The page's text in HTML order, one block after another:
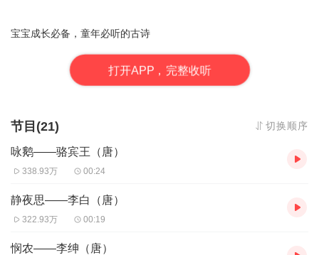
宝宝成长必备，童年必听的古诗
打开APP，完整收听
节目(21) 切换顺序
咏鹅——骆宾王（唐）
338.93万 00:24
静夜思——李白（唐）
322.93万 00:19
悯农——李绅（唐）